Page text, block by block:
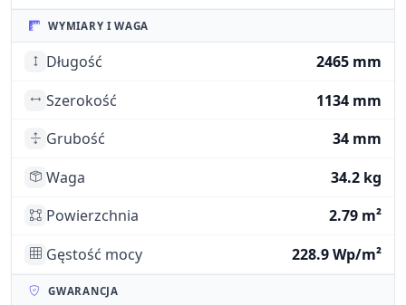
WYMIARY I WAGA
Długość
2465 mm
Szerokość
1134 mm
Grubość
34 mm
Waga
34.2 kg
Powierzchnia
2.79 m²
Gęstość mocy
228.9 Wp/m²
GWARANCJA